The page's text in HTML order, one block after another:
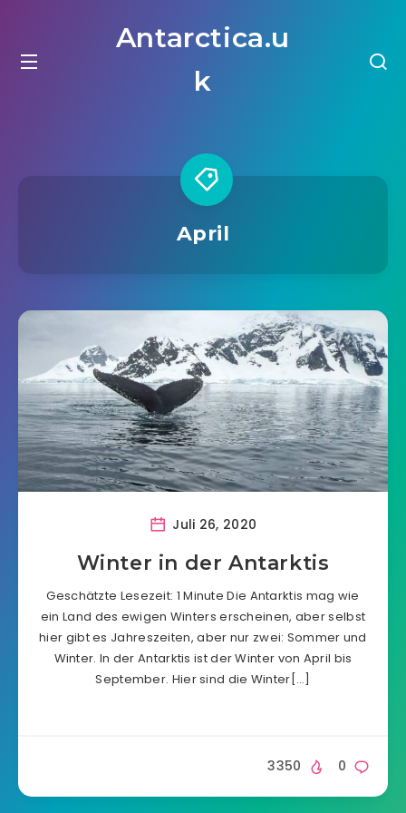
Antarctica.u
k
April
Juli 26, 2020
Winter in der Antarktis
Geschätzte Lesezeit: 1 Minute Die Antarktis mag wie
ein Land des ewigen Winters erscheinen, aber selbst
hier gibt es Jahreszeiten, aber nur zwei: Sommer und
Winter. In der Antarktis ist der Winter von April bis
September. Hier sind die Winter[…]
0
3350